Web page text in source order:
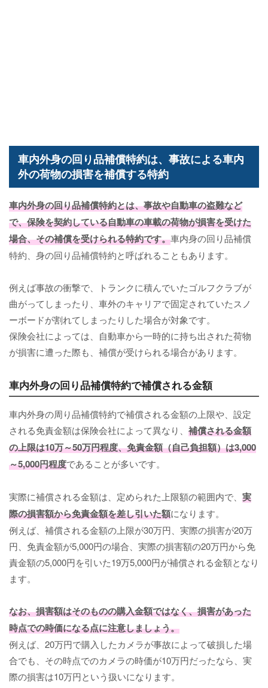
車内外身の回り品補償特約は、事故による車内
外の荷物の損害を補償する特約
車内外身の回り品補償特約とは、事故や自動車の盗難など
で、保険を契約している自動車の車載の荷物が損害を受けた
場合、その補償を受けられる特約です。車内身の回り品補償
特約、身の回り品補償特約と呼ばれることもあります。
例えば事故の衝撃で、トランクに積んでいたゴルフクラブが
曲がってしまったり、車外のキャリアで固定されていたスノ
ーボードが割れてしまったりした場合が対象です。
保険会社によっては、自動車から一時的に持ち出された荷物
が損害に遭った際も、補償が受けられる場合があります。
車内外身の回り品補償特約で補償される金額
車内外身の周り品補償特約で補償される金額の上限や、設定
される免責金額は保険会社によって異なり、 補償される金額
の上限は10万～50万円程度、免責金額（自己負担額）は3,000
～5,000円程度であることが多いです。
実際に補償される金額は、定められた上限額の範囲内で、 実
際の損害額から免責金額を差し引いた額になります。
例えば、補償される金額の上限が30万円、実際の損害が20万
円、免責金額が5,000円の場合、実際の損害額の20万円から免
責金額の5,000円を引いた19万5,000円が補償される金額となり
ます。
なお、損害額はそのものの購入金額ではなく、損害があった
時点での時価になる点に注意しましょう。
例えば、20万円で購入したカメラが事故によって破損した場
合でも、その時点でのカメラの時価が10万円だったなら、実
際の損害は10万円という扱いになります。